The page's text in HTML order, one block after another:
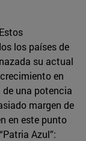
los países de
su actual
en
una potencia
margen de
en este punto
Azul”: